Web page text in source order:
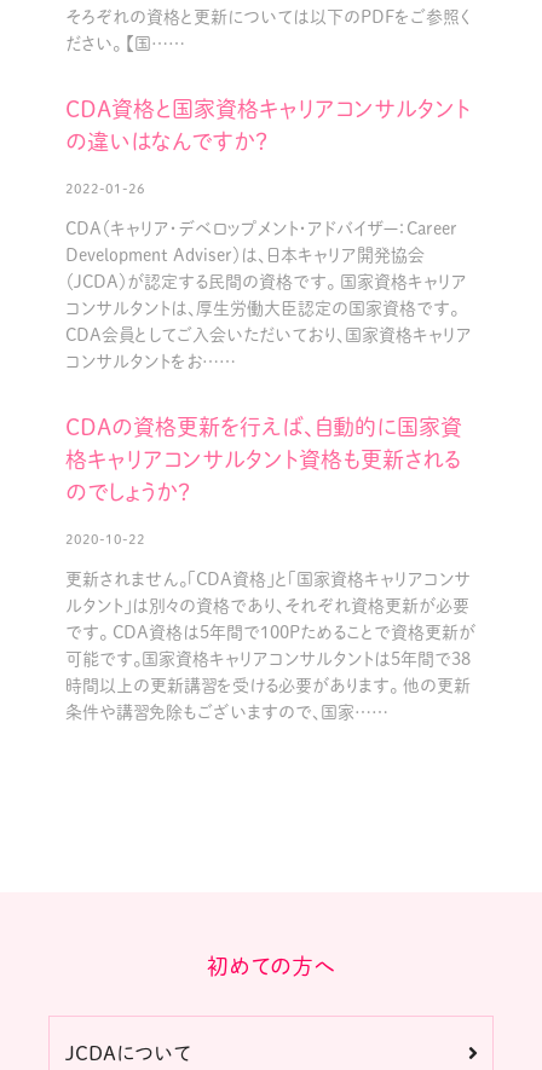
そろぞれの資格と更新については以下のPDFをご参照く
ださい。 【国……
CDA資格と国家資格キャリアコンサルタント
の違いはなんですか？
2022-01-26
CDA（キャリア・デベロップメント・アドバイザー：Career
Development Adviser）は、日本キャリア開発協会
（JCDA）が認定する民間の資格です。 国家資格キャリア
コンサルタントは、厚生労働大臣認定の国家資格です。
CDA会員としてご入会いただいており、国家資格キャリア
コンサルタントをお……
CDAの資格更新を行えば、自動的に国家資
格キャリアコンサルタント資格も更新される
のでしょうか？
2020-10-22
更新されません。「CDA資格」と「国家資格キャリアコンサ
ルタント」は別々の資格であり、それぞれ資格更新が必要
です。 CDA資格は5年間で100Pためることで資格更新が
可能です。国家資格キャリアコンサルタントは5年間で38
時間以上の更新講習を受ける必要があります。 他の更新
条件や講習免除もございますので、国家……
初めての方へ
JCDAについて